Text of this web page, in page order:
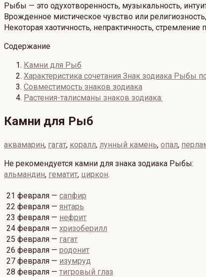
Рыбы — это одухотворенность, музыкальность,
Врожденное мистическое чувство или
Некоторая хаотичность, непрактичность, стремление
Содержание
Камни для Рыб
Характеристика сочетания Знак зодиака Рыбы
Совместимость знаков зодиака
Растения-талисманы знаков зодиака:
Камни для Рыб
аквамарин, гагат, коралл, лунный камень, опал,
Не рекомендуется камни для знака зодиака Рыбы:
альмандин, гематит, циркон.
21 февраля — сапфир
22 февраля — янтарь
23 февраля — нефрит
24 февраля — хризоберилл
25 февраля — гагат
26 февраля — родонит
27 февраля — изумруд
28 февраля — тигровый глаз